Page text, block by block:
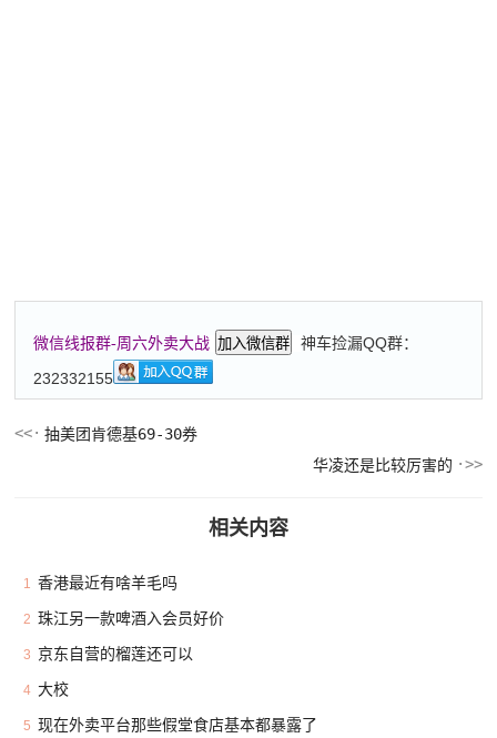
微信线报群-周六外卖大战 加入微信群
神车捡漏QQ群：
232332155
抽美团肯德基69-30券
华凌还是比较厉害的
相关内容
1 香港最近有啥羊毛吗
2 珠江另一款啤酒入会员好价
3 京东自营的榴莲还可以
4 大校
5 现在外卖平台那些假堂食店基本都暴露了